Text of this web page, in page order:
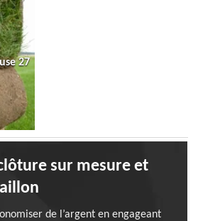
27
sur mesure et
de l’argent en engageant